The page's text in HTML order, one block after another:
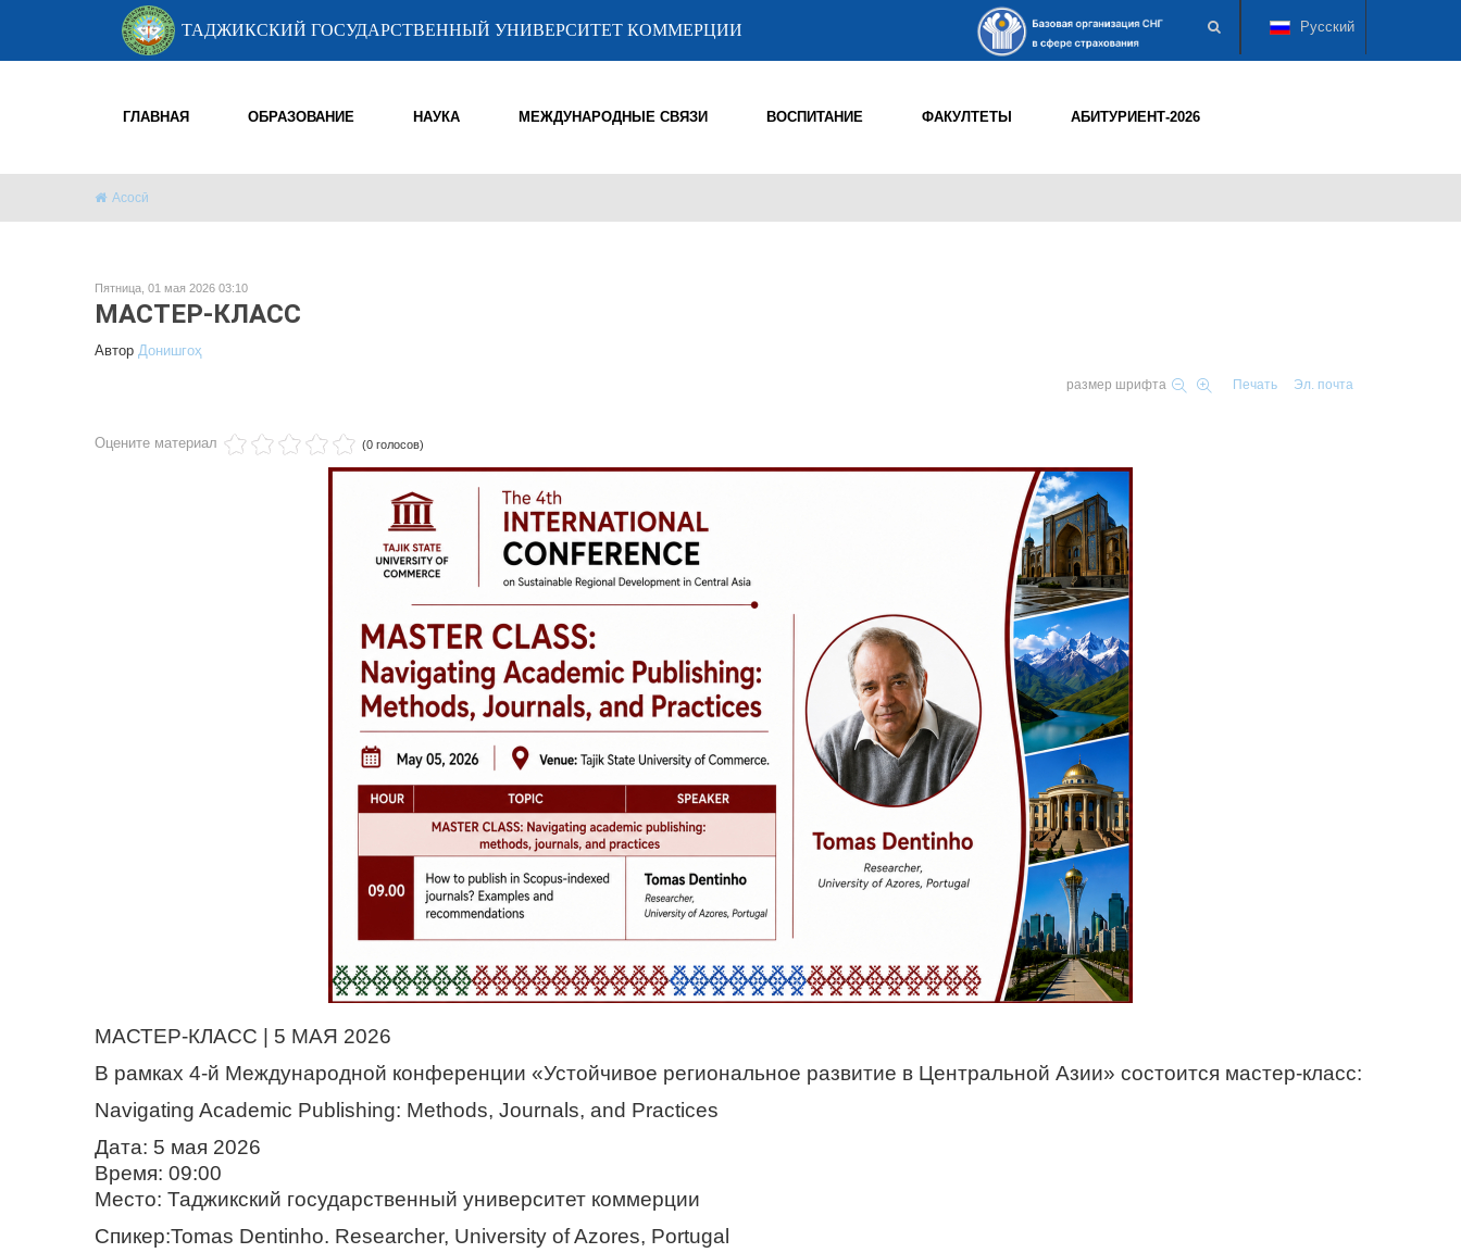
ТАДЖИКСКИЙ ГОСУДАРСТВЕННЫЙ УНИВЕРСИТЕТ КОММЕРЦИИ Русский
ГЛАВНАЯ ОБРАЗОВАНИЕ НАУКА МЕЖДУНАРОДНЫЕ СВЯЗИ ВОСПИТАНИЕ ФАКУЛТЕТЫ АБИТУРИЕНТ-2026
Асосӣ
Пятница, 01 мая 2026 03:10
МАСТЕР-КЛАСС
Автор Донишгоҳ
размер шрифта Печать Эл. почта
Оцените материал (0 голосов)
МАСТЕР-КЛАСС | 5 МАЯ 2026
В рамках 4-й Международной конференции «Устойчивое региональное развитие в Центральной Азии» состоится мастер-класс:
Navigating Academic Publishing: Methods, Journals, and Practices
Дата: 5 мая 2026
Время: 09:00
Место: Таджикский государственный университет коммерции
Спикер:Tomas Dentinho. Researcher, University of Azores, Portugal